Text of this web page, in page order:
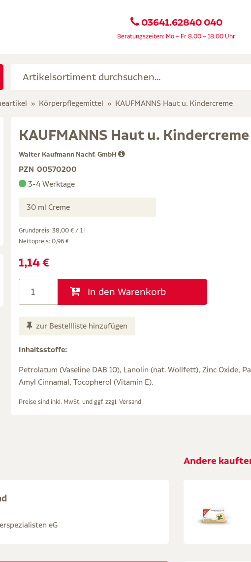
03641.62840 040
Beratungszeiten: Mo – Fr 8.00 – 18.00 Uhr
Körperpflegemittel KAUFMANNS Haut u. Kindercreme
KAUFMANNS Haut u. Kindercreme
Walter Kaufmann Nachf. GmbH
PZN 00570200
3-4 Werktage
30 ml Creme
Grundpreis: 38,00 € / 1 l
Nettopreis: 0,96 €
1,14 €
In den Warenkorb
zur Bestellliste hinzufügen
Inhaltsstoffe:
Petrolatum (Vaseline DAB 10), Lanolin (nat. Wollfett), Zinc Oxide,
Amyl Cinnamal, Tocopherol (Vitamin E).
Preise sind inkl. MwSt. und ggf. zzgl. Versand
eG
Andere